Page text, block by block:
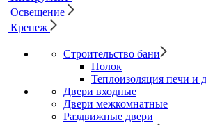
Освещение
Крепеж
Строительство бани
Полок
Теплоизоляция печи и
Двери входные
Двери межкомнатные
Раздвижные двери